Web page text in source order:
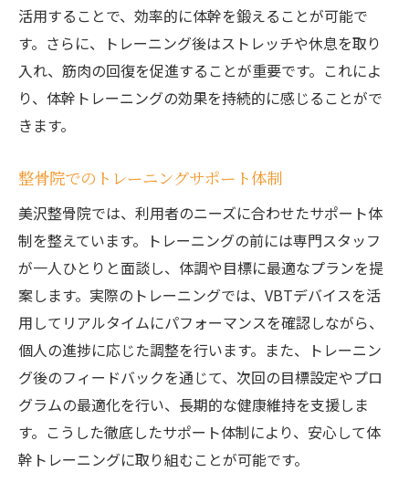
活用することで、効率的に体幹を鍛えることが可能で
す。さらに、トレーニング後はストレッチや休息を取り
入れ、筋肉の回復を促進することが重要です。これによ
り、体幹トレーニングの効果を持続的に感じることがで
きます。
整骨院でのトレーニングサポート体制
美沢整骨院では、利用者のニーズに合わせたサポート体
制を整えています。トレーニングの前には専門スタッフ
が一人ひとりと面談し、体調や目標に最適なプランを提
案します。実際のトレーニングでは、VBTデバイスを活
用してリアルタイムにパフォーマンスを確認しながら、
個人の進捗に応じた調整を行います。また、トレーニン
グ後のフィードバックを通じて、次回の目標設定やプロ
グラムの最適化を行い、長期的な健康維持を支援しま
す。こうした徹底したサポート体制により、安心して体
幹トレーニングに取り組むことが可能です。